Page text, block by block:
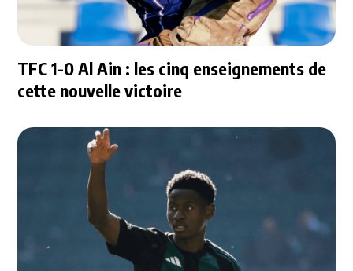
TFC 1-0 Al Ain : les cinq enseignements de
cette nouvelle victoire